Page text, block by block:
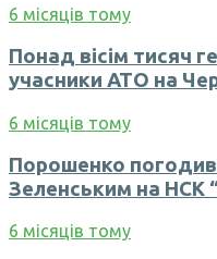
6 місяців тому
Понад вісім тисяч
учасники АТО на
6 місяців тому
Порошенко
Зеленським на НСК
6 місяців тому